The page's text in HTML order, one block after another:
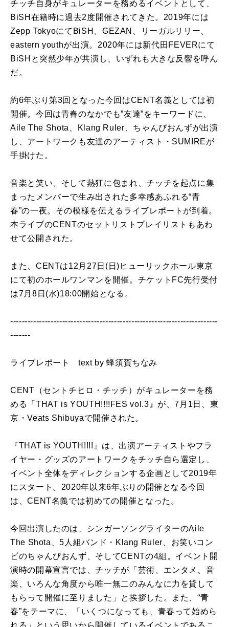
チッチ自身がキュレーターを務めるイベントとして、
BiSH在籍時に過去2度開催されてきた。2019年には
Zepp TokyoにてBiSH、GEZAN、リーガルリリー、
eastern youthが出演。2020年には新代田FEVERにて
BiSHと突然少年が共演し、いずれも大きな反響を呼ん
だ。
約6年ぶり第3回となった今回はCENT名義としては初
開催。今回は青春のなかでも”友達”をキーワードに、
Aile The Shota、Klang Ruler、ちゃんぴおんずが出演
し、アートワークも友達のアーティスト・SUMIREが
手掛けた。
音楽と笑い、そして熱狂に包まれ、チッチを起点に集
まったメンバーで生み出された多幸感あふれる“青
春”の一夜。その模様を伝えるライブレポートが到着。
本ライブのCENTのセットリストプレイリストもあわ
せて公開された。
また、CENTは12月27日(日)ヒューリックホール東京
にて初のホールワンマンを開催。チケットFC先行受付
は7月8日(水)18:00開始となる。
------------------------------------------------------------------------
-------
ライブレポート text by 蜂須賀ちなみ
CENT（セントチヒロ・チッチ）がキュレーターを務
める『THAT is YOUTH!!!!FES vol.3』が、7月1日、東
京・Veats Shibuyaで開催された。
『THAT is YOUTH!!!!』は、出演アーティストやフラ
イヤー・グッズのアートワークをチッチ自ら選定し、
イベント全体をディレクションする企画として2019年
にスタート。2020年以来6年ぶりの開催となる今回
は、CENT名義では初めての開催となった。
今回出演したのは、シンガーソングライターのAile
The Shota、5人組バンド・Klang Ruler、お笑いコン
ビのちゃんぴおんず、そしてCENTの4組。イベント開
演時の開幕宣言では、チッチが「芸術、エンタメ、音
楽、いろんな角度から唯一無二のみんなに力を貸して
もらって開催に至りました」と挨拶した。また、“青
春”をテーマに、「いくつになっても、青春って始めら
れる」という思いから開催しているイベントであるこ